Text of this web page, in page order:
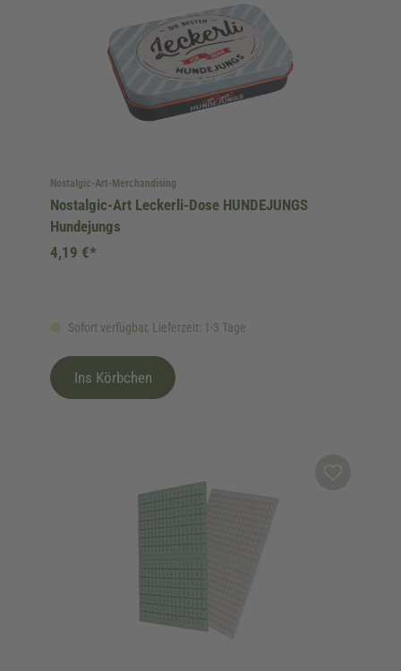
Nostalgic-Art-Merchandising
Nostalgic-Art Leckerli-Dose HUNDEJUNGS
Hundejungs
Sofort verfügbar, Lieferzeit: 1-3 Tage
4,19 €*
Ins Körbchen